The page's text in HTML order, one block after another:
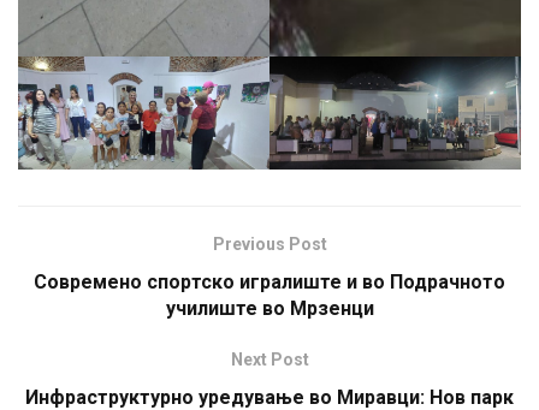
Previous Post
Современо спортско игралиште и во Подрачното
училиште во Мрзенци
Next Post
Инфраструктурно уредување во Миравци: Нов парк